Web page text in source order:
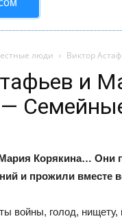
люди Виктор
и
Корякина… Они
и прожили вместе
войны, голод, нищету,